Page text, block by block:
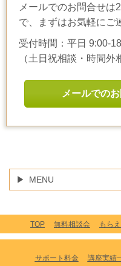
メールでのお問合せは
で、まずはお気軽にご
受付時間：平日 9:00-
（土日祝相談・時間外
メールでの
MENU
TOP 無料相談会 もら
サポート料金 講座実績